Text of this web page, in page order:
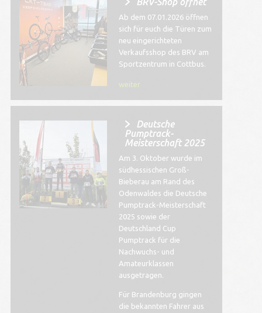
Ab dem 07.01.2026 öffnen
sich für euch die Türen zum
neu eingerichteten
Verkaufsshop des BRV am
Sportzentrum in Cottbus.
weiter
Deutsche
Pumptrack-
Meisterschaft 2025
Am 3. Oktober wurde im
südhessischen Groß-
Bieberau am Rand des
Odenwaldes die Deutsche
Pumptrack-Meisterschaft
2025 sowie der
Deutschland Cup
Pumptrack für die
Nachwuchs- und
Amateurklassen
ausgetragen.
Für Brandenburg gingen
die bekannten Fahrer aus